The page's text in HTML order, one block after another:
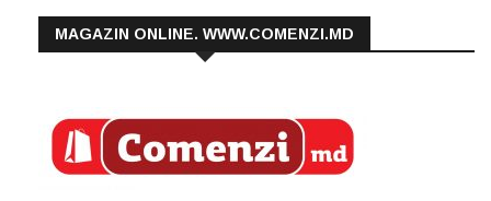
MAGAZIN ONLINE. WWW.COMENZI.MD